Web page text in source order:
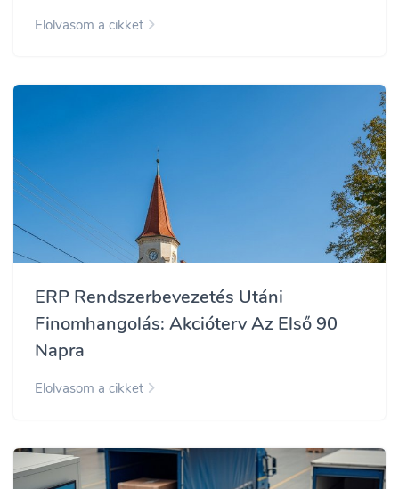
Elolvasom a cikket
ERP Rendszerbevezetés Utáni
Finomhangolás: Akcióterv Az Első 90
Napra
Elolvasom a cikket